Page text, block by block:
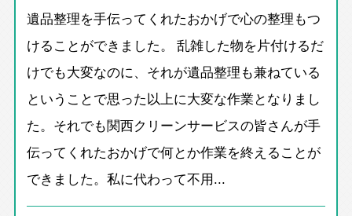
遺品整理を手伝ってくれたおかげで心の整理もつ
けることができました。 乱雑した物を片付けるだ
けでも大変なのに、それが遺品整理も兼ねている
ということで思った以上に大変な作業となりまし
た。それでも関西クリーンサービスの皆さんが手
伝ってくれたおかげで何とか作業を終えることが
できました。私に代わって不用...